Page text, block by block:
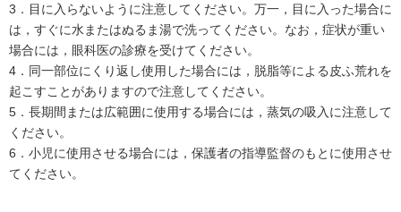
3．目に入らないように注意してください。万一，目に入った場合に
は，すぐに水またはぬるま湯で洗ってください。なお，症状が重い
場合には，眼科医の診療を受けてください。
4．同一部位にくり返し使用した場合には，脱脂等による皮ふ荒れを
起こすことがありますので注意してください。
5．長期間または広範囲に使用する場合には，蒸気の吸入に注意して
ください。
6．小児に使用させる場合には，保護者の指導監督のもとに使用させ
てください。